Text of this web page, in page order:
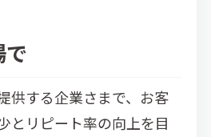
供する企業さまで、お客
とリピート率の向上を目